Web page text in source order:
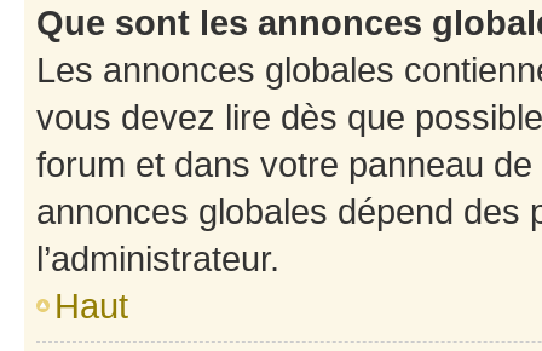
Que sont les annonces
Les annonces globales
vous devez lire dès que
forum et dans votre panneau
annonces globales dépend des
l’administrateur.
Haut